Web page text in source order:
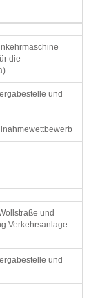
die
und
und
Verkehrsanlage
und